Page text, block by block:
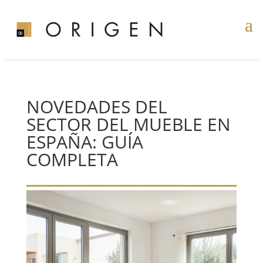
NOVEDADES DEL
SECTOR DEL MUEBLE EN
ESPAÑA: GUÍA
COMPLETA